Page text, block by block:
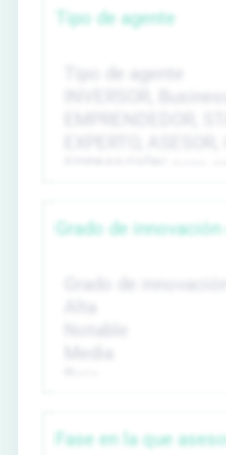
Tipo de agente
Grado de
Fase en la que